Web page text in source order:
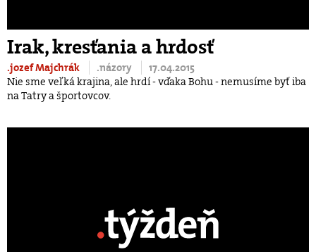
Irak, kresťania a hrdosť
.jozef Majchrák .názory
17.04.2015
Nie sme veľká krajina, ale hrdí - vďaka Bohu - nemusíme byť iba
na Tatry a športovcov.